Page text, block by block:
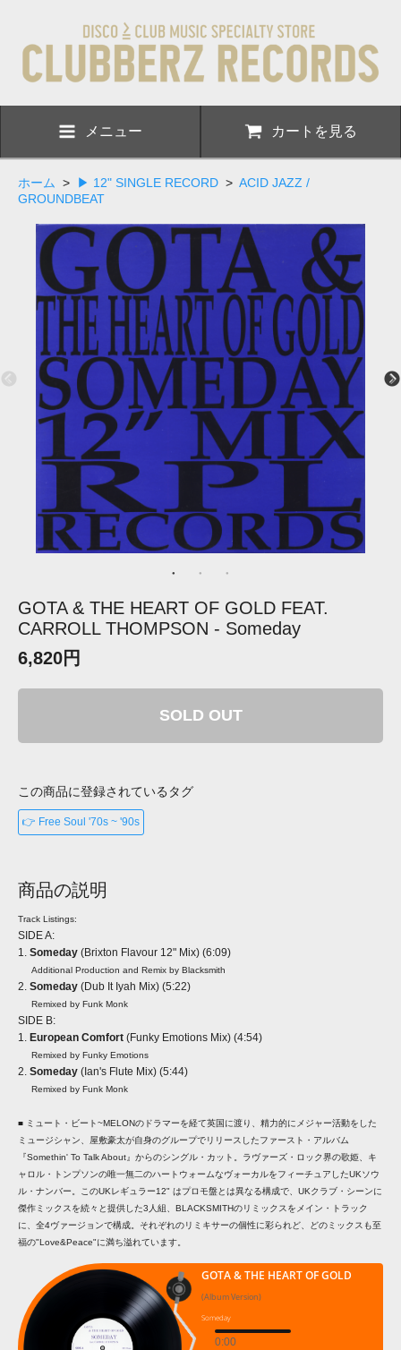
メニュー カートを見る
ホーム > ▶ 12" SINGLE RECORD > ACID JAZZ /
GROUNDBEAT
GOTA & THE HEART OF GOLD FEAT.
CARROLL THOMPSON - Someday
6,820円
SOLD OUT
この商品に登録されているタグ
👉 Free Soul '70s ~ '90s
商品の説明
Track Listings:
SIDE A:
1. Someday (Brixton Flavour 12" Mix) (6:09)
Additional Production and Remix by Blacksmith
2. Someday (Dub It Iyah Mix) (5:22)
Remixed by Funk Monk
SIDE B:
1. European Comfort (Funky Emotions Mix) (4:54)
Remixed by Funky Emotions
2. Someday (Ian's Flute Mix) (5:44)
Remixed by Funk Monk
■ ミュート・ビート~MELONのドラマーを経て英国に渡り、精力的にメジャー活動をした
ミュージシャン、屋敷豪太が自身のグループでリリースしたファースト・アルバム
『Somethin' To Talk About』からのシングル・カット。ラヴァーズ・ロック界の歌姫、キ
ャロル・トンプソンの唯一無二のハートウォームなヴォーカルをフィーチュアしたUKソウ
ル・ナンバー。このUKレギュラー12" はプロモ盤とは異なる構成で、UKクラブ・シーンに
傑作ミックスを続々と提供した3人組、BLACKSMITHのリミックスをメイン・トラック
に、全4ヴァージョンで構成。それぞれのリミキサーの個性に彩られど、どのミックスも至
福の"Love&Peace"に満ち溢れています。
GOTA & THE HEART OF GOLD
(Album Version)
Someday
0:00